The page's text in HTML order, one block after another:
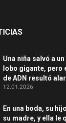
Una niña salvó a
lobo gigante, pero
de ADN resultó
12.01.2026
En una boda, su
su madre, y ella le